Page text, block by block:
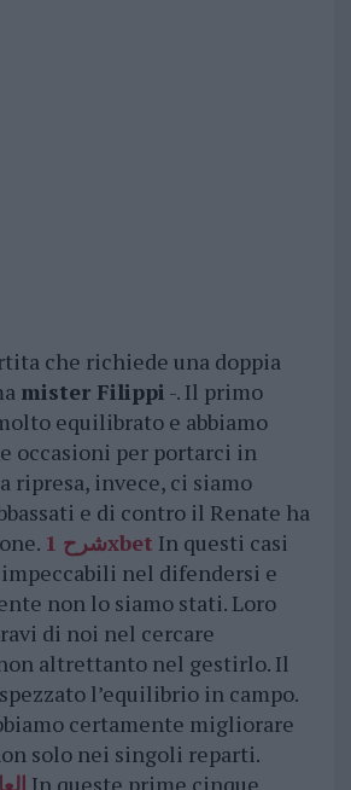
che richiede una doppia
mister Filippi -. Il primo
equilibrato e abbiamo
occasioni per portarci in
ripresa, invece, ci siamo
e di contro il Renate ha
شرح 1xbet In questi casi
impeccabili nel difendersi e
non lo siamo stati. Loro
di noi nel cercare
altrettanto nel gestirlo. Il
l’equilibrio in campo.
certamente migliorare
solo nei singoli reparti.